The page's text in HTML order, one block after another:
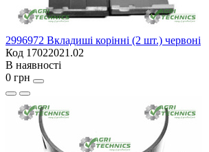
2996972 Вкладиші корінні (2 шт.) червоні
Код 17022021.02
В наявності
0 грн